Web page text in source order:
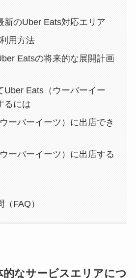
新のUber Eats対応エリア
用方法
Eatsの将来的な展開計画
Uber Eats（ウーバーイー
るには
ーバーイーツ）に出店でき
ーバーイーツ）に出店する
FAQ）
なサービスエリアにつ